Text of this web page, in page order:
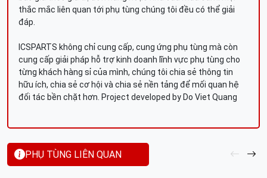
thắc mắc liên quan tới phụ tùng chúng tôi đều có thể giải
đáp.
ICSPARTS không chỉ cung cấp, cung ứng phụ tùng mà còn
cung cấp giải pháp hỗ trợ kinh doanh lĩnh vực phụ tùng cho
từng khách hàng sỉ của mình, chúng tôi chia sẻ thông tin
hữu ích, chia sẻ cơ hội và chia sẻ nền tảng để mối quan hệ
đối tác bền chặt hơn. Project developed by Do Viet Quang
PHỤ TÙNG LIÊN QUAN